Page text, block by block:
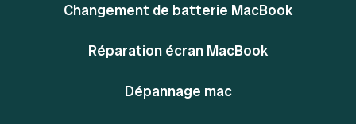
Changement de batterie MacBook
Réparation écran MacBook
Dépannage mac